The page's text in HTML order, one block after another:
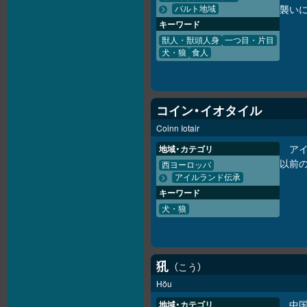
襲い
バルト地域
キーワード
獣人・獣頭人身 一つ目・片目
犬・狼
食人
コイン・イオタイル
Coinn Iotair
ア
以前
地域・カテゴリ
西ヨーロッパ
アイルランド伝承
キーワード
犬・狼
犼 こう
Hŏu
中
地域・カテゴリ